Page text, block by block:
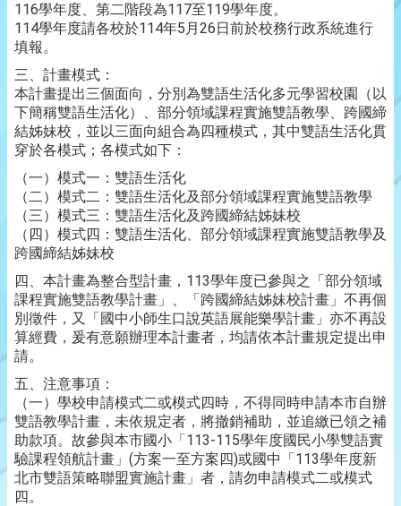
116學年度、第二階段為117至119學年度。
114學年度請各校於114年5月26日前於校務行政系統進行
填報。
三、計畫模式：
本計畫提出三個面向，分別為雙語生活化多元學習校園（以
下簡稱雙語生活化）、部分領域課程實施雙語教學、跨國締
結姊妹校，並以三面向組合為四種模式，其中雙語生活化貫
穿於各模式；各模式如下：
（一）模式一：雙語生活化
（二）模式二：雙語生活化及部分領域課程實施雙語教學
（三）模式三：雙語生活化及跨國締結姊妹校
（四）模式四：雙語生活化、部分領域課程實施雙語教學及
跨國締結姊妹校
四、本計畫為整合型計畫，113學年度已參與之「部分領域
課程實施雙語教學計畫」、「跨國締結姊妹校計畫」不再個
別徵件，又「國中小師生口說英語展能樂學計畫」亦不再設
算經費，爰有意願辦理本計畫者，均請依本計畫規定提出申
請。
五、注意事項：
（一）學校申請模式二或模式四時，不得同時申請本市自辦
雙語教學計畫，未依規定者，將撤銷補助，並追繳已領之補
助款項。故參與本市國小「113-115學年度國民小學雙語實
驗課程領航計畫」(方案一至方案四)或國中「113學年度新
北市雙語策略聯盟實施計畫」者，請勿申請模式二或模式
四。